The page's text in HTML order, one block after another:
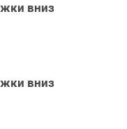
вниз
вниз